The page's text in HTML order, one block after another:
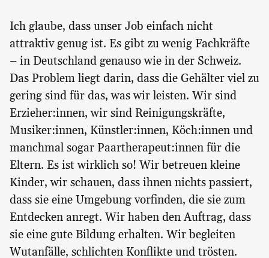
Ich glaube, dass unser Job einfach nicht
attraktiv genug ist. Es gibt zu wenig Fachkräfte
– in Deutschland genauso wie in der Schweiz.
Das Problem liegt darin, dass die Gehälter viel zu
gering sind für das, was wir leisten. Wir sind
Erzieher:innen, wir sind Reinigungskräfte,
Musiker:innen, Künstler:innen, Köch:innen und
manchmal sogar Paartherapeut:innen für die
Eltern. Es ist wirklich so! Wir betreuen kleine
Kinder, wir schauen, dass ihnen nichts passiert,
dass sie eine Umgebung vorfinden, die sie zum
Entdecken anregt. Wir haben den Auftrag, dass
sie eine gute Bildung erhalten. Wir begleiten
Wutanfälle, schlichten Konflikte und trösten.